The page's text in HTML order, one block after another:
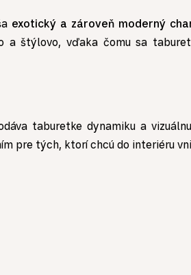
exotický a zároveň moderný
štýlovo, vďaka čomu sa
taburetke dynamiku a
pre tých, ktorí chcú do interiéru